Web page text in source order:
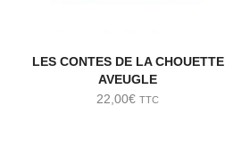
LES CONTES DE LA CHOUETTE
AVEUGLE
22,00€ TTC